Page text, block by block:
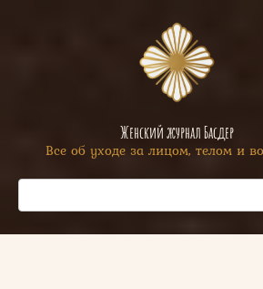
Женский журнал Басдер
Все об уходе за лицом, телом и
Поиск: